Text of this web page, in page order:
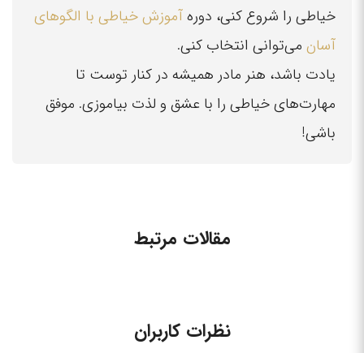
خیاطی را شروع کنی، دورهآموزش خیاطی با الگوهای
آسان می‌توانی انتخاب کنی.
یادت باشد، هنر مادر همیشه در کنار توست تا
مهارت‌های خیاطی را با عشق و لذت بیاموزی. موفق
باشی!
مقالات مرتبط
نظرات کاربران